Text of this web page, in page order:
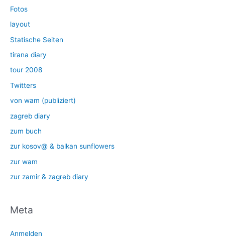
Fotos
layout
Statische Seiten
tirana diary
tour 2008
Twitters
von wam (publiziert)
zagreb diary
zum buch
zur kosov@ & balkan sunflowers
zur wam
zur zamir & zagreb diary
Meta
Anmelden